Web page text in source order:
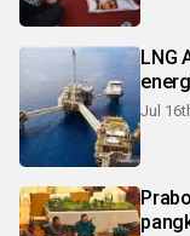
LNG
Jul